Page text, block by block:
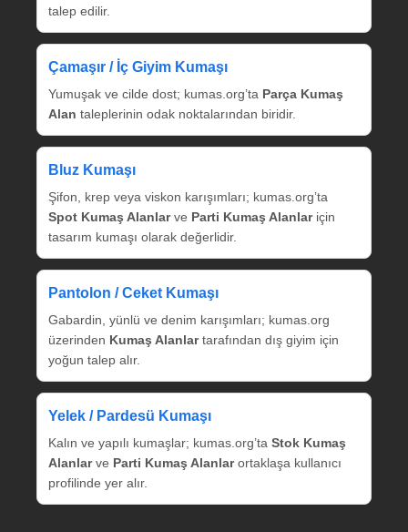
talep edilir.
Çamaşır / İç Giyim Kumaşı
Yumuşak ve cilde dost; kumas.org’ta Parça Kumaş
Alan taleplerinin odak noktalarından biridir.
Bluz Kumaşı
Şifon, krep veya viskon karışımları; kumas.org’ta
Spot Kumaş Alanlarve Parti Kumaş Alanlariçin
tasarım kumaşı olarak değerlidir.
Pantolon / Ceket Kumaşı
Gabardin, yünlü ve denim karışımları; kumas.org
üzerinden Kumaş Alanlartarafından dış giyim için
yoğun talep alır.
Yelek / Pardesü Kumaşı
Kalın ve yapılı kumaşlar; kumas.org’ta Stok Kumaş
Alanlarve Parti Kumaş Alanlarortaklaşa kullanıcı
profilinde yer alır.